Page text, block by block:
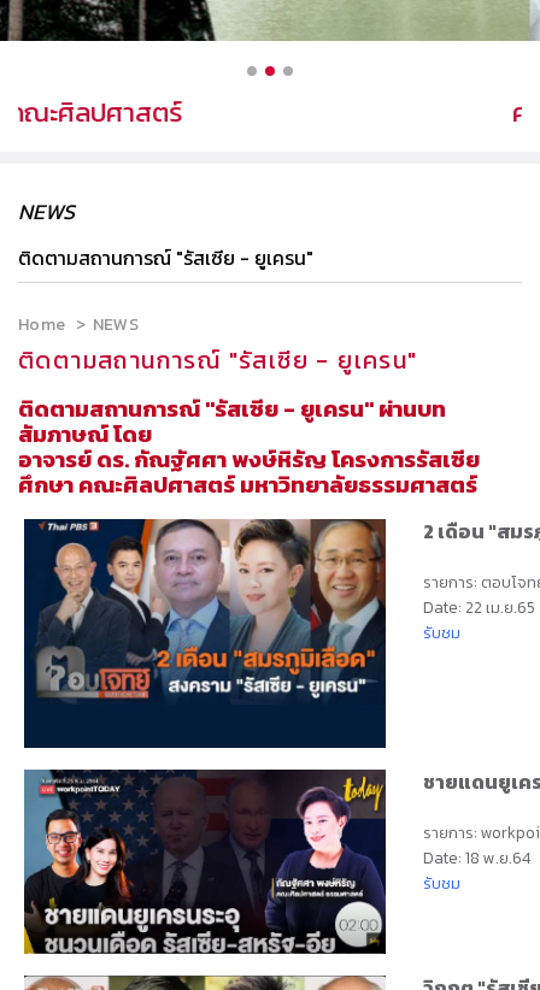
คณะศิลปศาสตร์
NEWS
ติดตามสถานการณ์ "รัสเซีย - ยูเครน"
Home NEWS
ติดตามสถานการณ์ "รัสเซีย - ยูเครน"
ติดตามสถานการณ์ "รัสเซีย - ยูเครน" ผ่านบท
สัมภาษณ์ โดย
อาจารย์ ดร. กัณฐัศศา พงษ์หิรัญ โครงการรัสเซีย
ศึกษา คณะศิลปศาสตร์ มหาวิทยาลัยธรรมศาสตร์
2 เดือน "สม
รายการ: ตอบโจ
Date: 22 เม.ย.65
รับชม
ชายแดนยูเค
รายการ:
Date: 18 พ.ย.64
รับชม